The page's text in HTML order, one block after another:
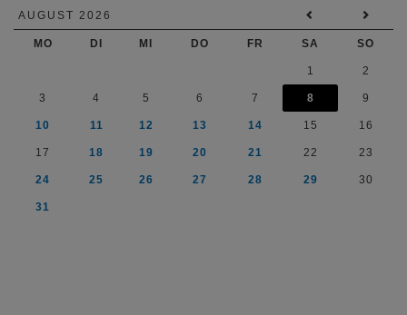
AUGUST 2026
MO DI MI DO FR SA SO
1 2
3 4 5 6 7 8 9
10 11 12 13 14 15 16
17 18 19 20 21 22 23
24 25 26 27 28 29 30
31